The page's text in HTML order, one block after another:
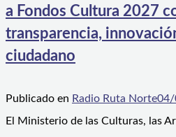
a Fondos Cultura 2027
transparencia,
ciudadano
Publicado en Radio Ruta Norte04/
El Ministerio de las Culturas, las